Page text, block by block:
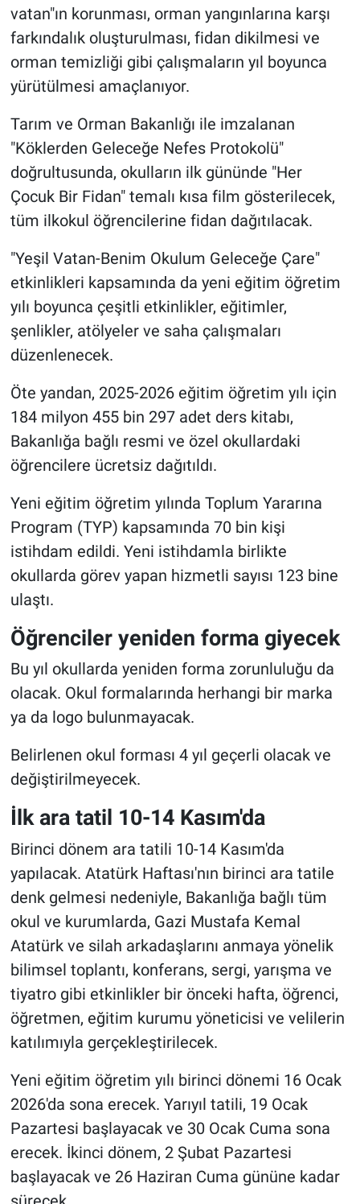
vatan"ın korunması, orman yangınlarına karşı
farkındalık oluşturulması, fidan dikilmesi ve
orman temizliği gibi çalışmaların yıl boyunca
yürütülmesi amaçlanıyor.
Tarım ve Orman Bakanlığı ile imzalanan
"Köklerden Geleceğe Nefes Protokolü"
doğrultusunda, okulların ilk gününde "Her
Çocuk Bir Fidan" temalı kısa film gösterilecek,
tüm ilkokul öğrencilerine fidan dağıtılacak.
"Yeşil Vatan-Benim Okulum Geleceğe Çare"
etkinlikleri kapsamında da yeni eğitim öğretim
yılı boyunca çeşitli etkinlikler, eğitimler,
şenlikler, atölyeler ve saha çalışmaları
düzenlenecek.
Öte yandan, 2025-2026 eğitim öğretim yılı için
184 milyon 455 bin 297 adet ders kitabı,
Bakanlığa bağlı resmi ve özel okullardaki
öğrencilere ücretsiz dağıtıldı.
Yeni eğitim öğretim yılında Toplum Yararına
Program (TYP) kapsamında 70 bin kişi
istihdam edildi. Yeni istihdamla birlikte
okullarda görev yapan hizmetli sayısı 123 bine
ulaştı.
Öğrenciler yeniden forma giyecek
Bu yıl okullarda yeniden forma zorunluluğu da
olacak. Okul formalarında herhangi bir marka
ya da logo bulunmayacak.
Belirlenen okul forması 4 yıl geçerli olacak ve
değiştirilmeyecek.
İlk ara tatil 10-14 Kasım'da
Birinci dönem ara tatili 10-14 Kasım'da
yapılacak. Atatürk Haftası'nın birinci ara tatile
denk gelmesi nedeniyle, Bakanlığa bağlı tüm
okul ve kurumlarda, Gazi Mustafa Kemal
Atatürk ve silah arkadaşlarını anmaya yönelik
bilimsel toplantı, konferans, sergi, yarışma ve
tiyatro gibi etkinlikler bir önceki hafta, öğrenci,
öğretmen, eğitim kurumu yöneticisi ve velilerin
katılımıyla gerçekleştirilecek.
Yeni eğitim öğretim yılı birinci dönemi 16 Ocak
2026'da sona erecek. Yarıyıl tatili, 19 Ocak
Pazartesi başlayacak ve 30 Ocak Cuma sona
erecek. İkinci dönem, 2 Şubat Pazartesi
başlayacak ve 26 Haziran Cuma gününe kadar